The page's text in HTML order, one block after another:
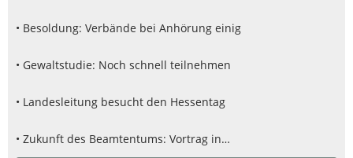
• Besoldung: Verbände bei Anhörung einig
• Gewaltstudie: Noch schnell teilnehmen
• Landesleitung besucht den Hessentag
• Zukunft des Beamtentums: Vortrag in…